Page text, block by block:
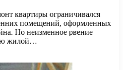
квартиры ограничивался
помещений, оформленных
Но неизменное рвение
жилой…